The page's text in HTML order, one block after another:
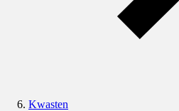
Kwasten